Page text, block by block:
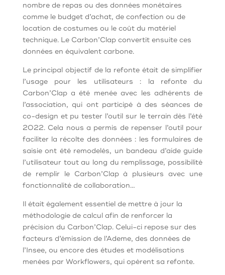
nombre de repas ou des données monétaires
comme le budget d’achat, de confection ou de
location de costumes ou le coût du matériel
technique. Le Carbon’Clap convertit ensuite ces
données en équivalent carbone.
Le principal objectif de la refonte était de simplifier
l’usage pour les utilisateurs : la refonte du
Carbon’Clap a été menée avec les adhérents de
l’association, qui ont participé à des séances de
co-design et pu tester l’outil sur le terrain dès l’été
2022. Cela nous a permis de repenser l’outil pour
faciliter la récolte des données : les formulaires de
saisie ont été remodelés, un bandeau d’aide guide
l’utilisateur tout au long du remplissage, possibilité
de remplir le Carbon’Clap à plusieurs avec une
fonctionnalité de collaboration…
Il était également essentiel de mettre à jour la
méthodologie de calcul afin de renforcer la
précision du Carbon’Clap. Celui-ci repose sur des
facteurs d’émission de l’Ademe, des données de
l’Insee, ou encore des études et modélisations
menées par Workflowers, qui opèrent sa refonte.